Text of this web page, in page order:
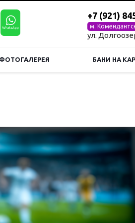
+7 (921)
м.
ул.
ФОТОГАЛЕРЕЯ БАНИ НА